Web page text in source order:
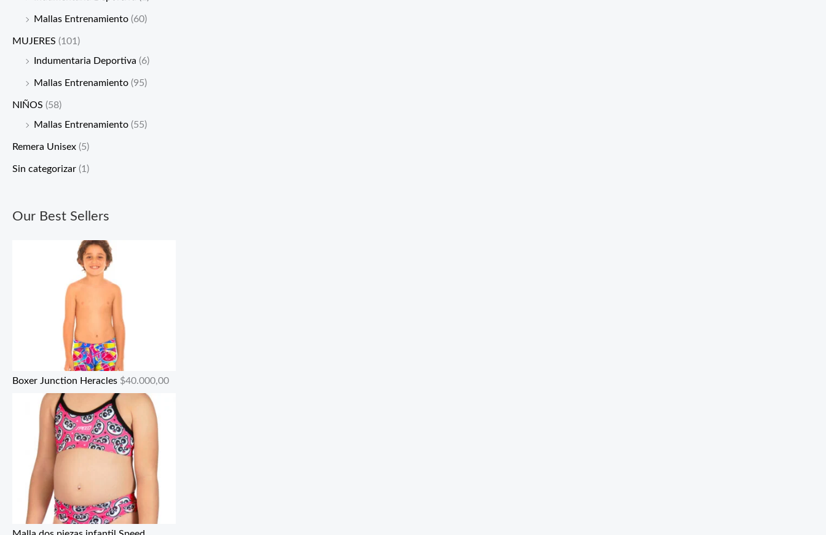
Mallas Entrenamiento (60)
MUJERES (101)
Indumentaria Deportiva (6)
Mallas Entrenamiento (95)
NIÑOS (58)
Mallas Entrenamiento (55)
Remera Unisex (5)
Sin categorizar (1)
Our Best Sellers
Boxer Junction Heracles $40.000,00